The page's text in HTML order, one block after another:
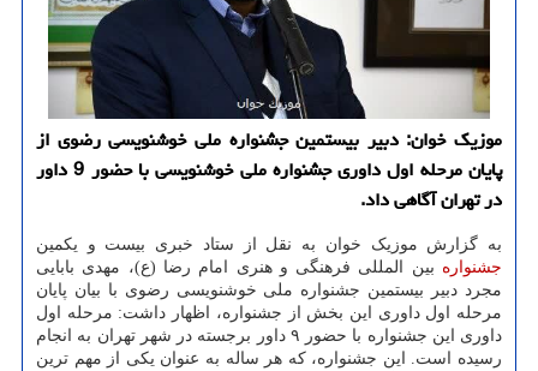
موزیک خوان: دبیر بیستمین جشنواره ملی خوشنویسی رضوی از
پایان مرحله اول داوری جشنواره ملی خوشنویسی با حضور 9 داور
در تهران آگاهی داد.
به گزارش موزیک خوان به نقل از ستاد خبری بیست و یکمین
جشنواره بین المللی فرهنگی و هنری امام رضا (ع)، مهدی بابایی
مجرد دبیر بیستمین جشنواره ملی خوشنویسی رضوی با بیان پایان
مرحله اول داوری این بخش از جشنواره، اظهار داشت: مرحله اول
داوری این جشنواره با حضور ۹ داور برجسته در شهر تهران به انجام
رسیده است. این جشنواره، که هر ساله به عنوان یکی از مهم ترین